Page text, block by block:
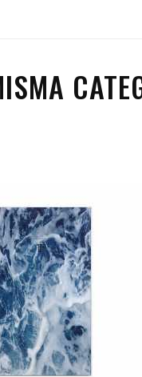
favorite_border visibility